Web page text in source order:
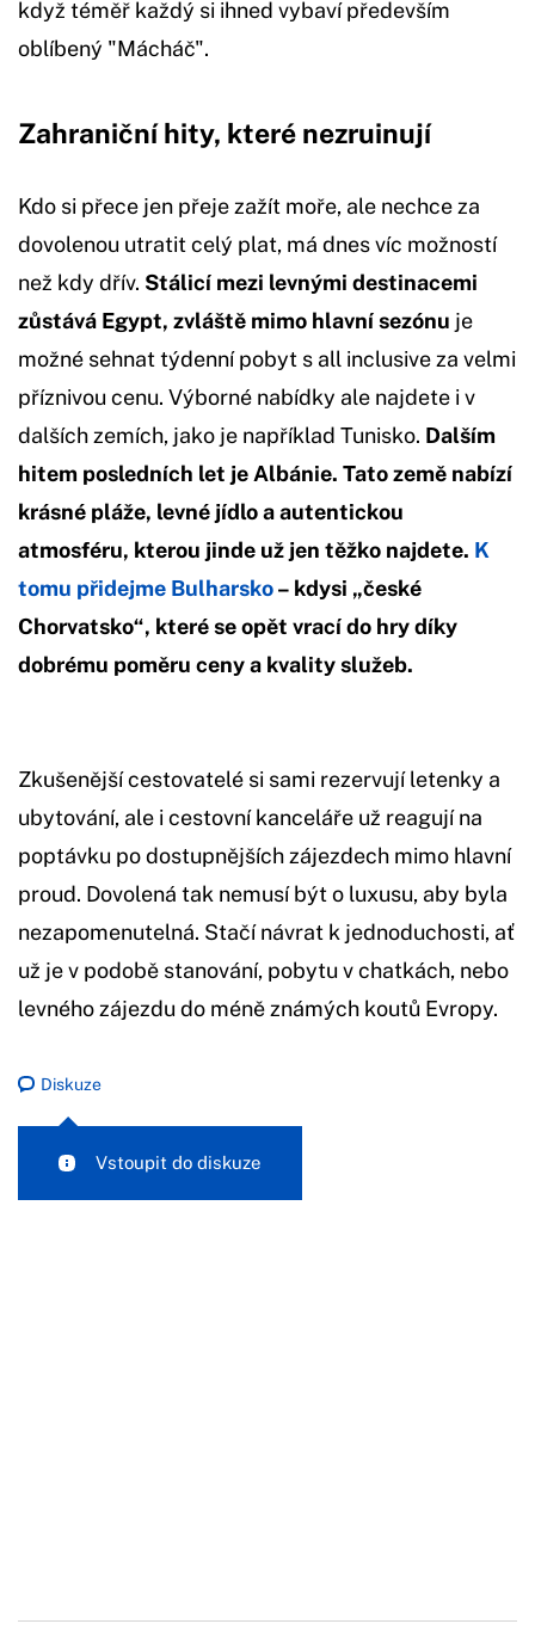
když téměř každý si ihned vybaví především
oblíbený "Mácháč".
Zahraniční hity, které nezruinují
Kdo si přece jen přeje zažít moře, ale nechce za
dovolenou utratit celý plat, má dnes víc možností
než kdy dřív. Stálicí mezi levnými destinacemi
zůstává Egypt, zvláště mimo hlavní sezónu je
možné sehnat týdenní pobyt s all inclusive za velmi
příznivou cenu. Výborné nabídky ale najdete i v
dalších zemích, jako je například Tunisko. Dalším
hitem posledních let je Albánie. Tato země nabízí
krásné pláže, levné jídlo a autentickou
atmosféru, kterou jinde už jen těžko najdete. K
tomu přidejme Bulharsko– kdysi „české
Chorvatsko“, které se opět vrací do hry díky
dobrému poměru ceny a kvality služeb.
Zkušenější cestovatelé si sami rezervují letenky a
ubytování, ale i cestovní kanceláře už reagují na
poptávku po dostupnějších zájezdech mimo hlavní
proud. Dovolená tak nemusí být o luxusu, aby byla
nezapomenutelná. Stačí návrat k jednoduchosti, ať
už je v podobě stanování, pobytu v chatkách, nebo
levného zájezdu do méně známých koutů Evropy.
Diskuze
Vstoupit do diskuze